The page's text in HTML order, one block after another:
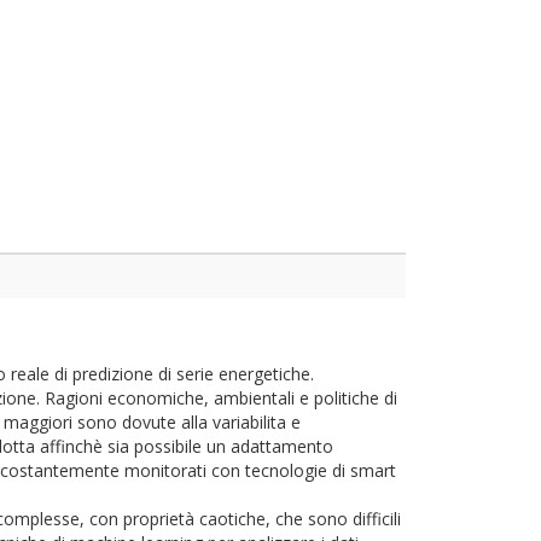
di predizione di serie energetiche.
Ragioni economiche, ambientali e politiche di
sono dovute alla variabilita e
affinchè sia possibile un adattamento
monitorati con tecnologie di smart
con proprietà caotiche, che sono difficili